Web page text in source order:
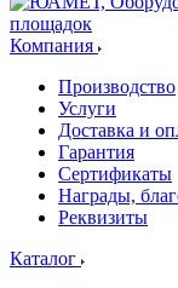
Компания
Производство
Услуги
Доставка и
Гарантия
Сертификаты
Награды,
Реквизиты
Каталог